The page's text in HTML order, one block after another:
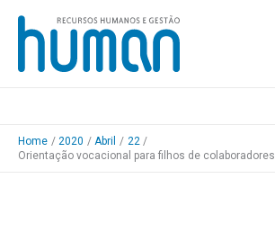
Skip
content
Home 2020 Abril
22
Orientação vocacional para filhos de colaboradores